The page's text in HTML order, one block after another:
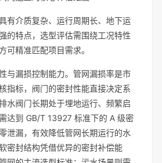
有介质复杂、运行周期长、地下运
的特点，选型评估需围绕工况特性
可精准匹配项目需求。
与漏损控制能力。管网漏损率是市
指标，阀门的密封性能直接决定系
水阀门长期处于埋地运行、频繁启
达到 GB/T 13927 标准下的 A 级密
泄漏，有效降低管网长期运行的水
密封结构凭借优异的密封补偿能